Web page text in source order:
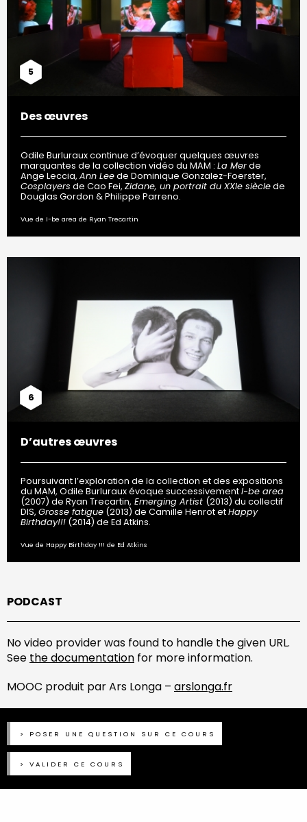
5
Des œuvres
Odile Burluraux continue d’évoquer quelques œuvres
marquantes de la collection vidéo du MAM : La Merde
Ange Leccia, Ann Leede Dominique Gonzalez-Foerster,
Cosplayers de Cao Fei, Zidane, un portrait du XXIe sièclede
Douglas Gordon & Philippe Parreno.
Vue de I-be area de Ryan Trecartin
6
D’autres œuvres
Poursuivant l’exploration de la collection et des expositions
du MAM, Odile Burluraux évoque successivementI-be area
(2007) de Ryan Trecartin, Emerging Artist (2013) du collectif
DIS, Grosse fatigue (2013) de Camille Henrot etHappy
Birthday!!! (2014) de Ed Atkins.
Vue de Happy Birthday !!! de Ed Atkins
PODCAST
No video provider was found to handle the given URL.
See the documentation for more information.
MOOC produit par Ars Longa – arslonga.fr
POSER UNE QUESTION SUR CE COURS
VALIDER CE COURS